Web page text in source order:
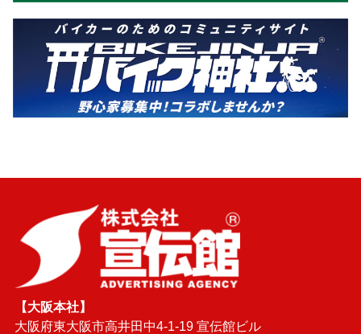
【大阪本社】
大阪府東大阪市高井田中4-1-19 宣伝館ビル